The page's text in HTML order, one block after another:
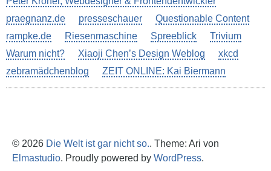
praegnanz.de
presseschauer
Questionable Content
rampke.de
Riesenmaschine Spreeblick
Trivium
Warum nicht?
Xiaoji Chen’s Design Weblog
xkcd
zebramädchenblog
ZEIT ONLINE: Kai Biermann
© 2026 Die Welt ist gar nicht so.. Theme: Ari von
Elmastudio. Proudly powered by WordPress.